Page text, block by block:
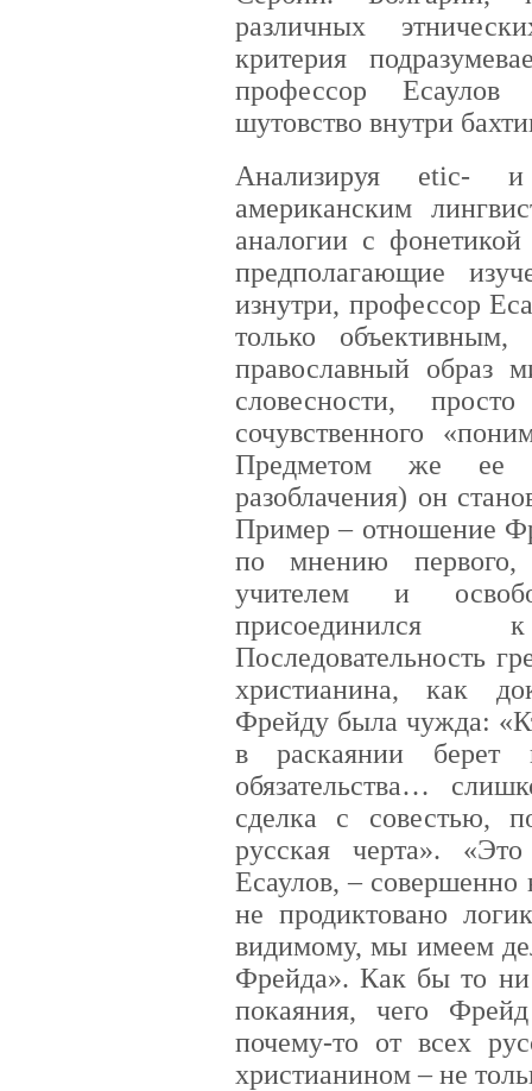
различных
критерия
профессор Есаулов
шутовство внутри
Анализируя etic- и
американским
аналогии с
предполагающие
изнутри, профессор
только
православный образ
словесности,
сочувственного
Предметом же ее
разоблачения) он
Пример – отношение
по мнению первого,
учителем и
Последовательность
христианина, как
Фрейду была чужда:
в раскаянии берет
обязательства…
сделка с совестью,
русская черта».
Есаулов, –
не продиктовано
видимому, мы имеем
Фрейда». Как бы то ни
покаяния, чего
почему-то от всех
христианином – не